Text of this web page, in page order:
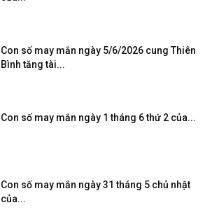
Con số may mắn ngày 5/6/2026 cung Thiên
Bình tăng tài...
Con số may mắn ngày 1 tháng 6 thứ 2 của...
Con số may mắn ngày 31 tháng 5 chủ nhật
của...